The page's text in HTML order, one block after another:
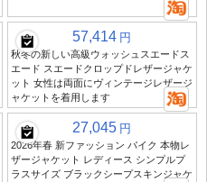
57,414 円
秋冬の新しい高級ウォッシュスエードス
エード スエードクロップドレザージャケ
ット 女性は両面にヴィンテージレザージ
ャケットを着用します
27,045 円
2026年春 新ファッション バイク 本物レ
ザージャケット レディース シンプルプ
ラスサイズ ブラックシープスキンジャケ